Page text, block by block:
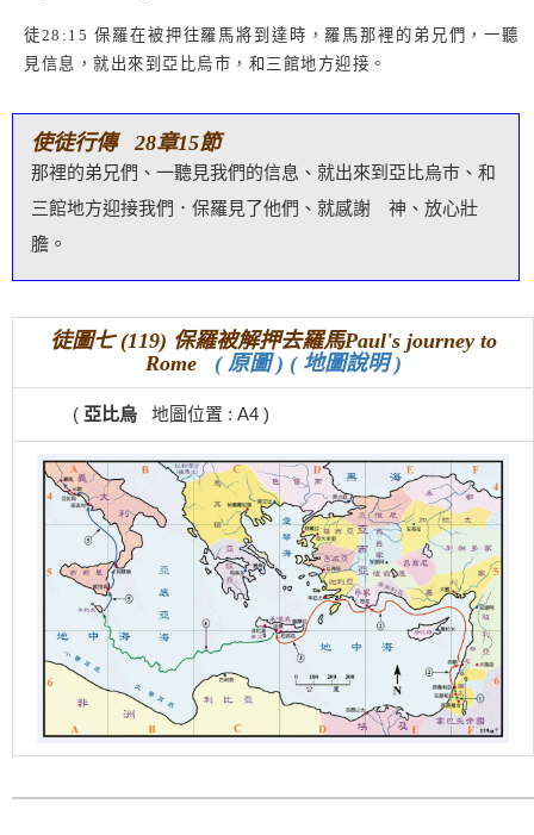
徒28:15 保羅在被押往羅馬將到達時，羅馬那裡的弟兄們，一聽
見信息，就出來到亞比烏市，和三館地方迎接。
使徒行傳 28章15節
那裡的弟兄們、一聽見我們的信息、就出來到亞比烏巿、和
三館地方迎接我們．保羅見了他們、就感謝 神、放心壯
膽。
徒圖七 (119) 保羅被解押去羅馬Paul's journey to
Rome ( 原圖 ) ( 地圖說明 )
( 亞比烏 地圖位置 : A4 )